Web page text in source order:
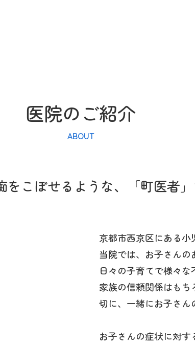
医院のご紹介
ABOUT
こぼせるような、「町医者
京都市西京区にある小
当院では、お子さんの
日々の子育てで様々な
家族の信頼関係はも
切に、一緒にお子さん
お子さんの症状に対